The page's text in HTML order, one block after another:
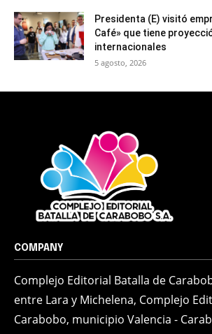
Presidenta (E) visitó
Café» que tiene
internacionales
5 agosto, 2026
COMPANY
Complejo Editorial Batalla de
entre Lara y Michelena, Complejo
Carabobo, municipio Valencia -